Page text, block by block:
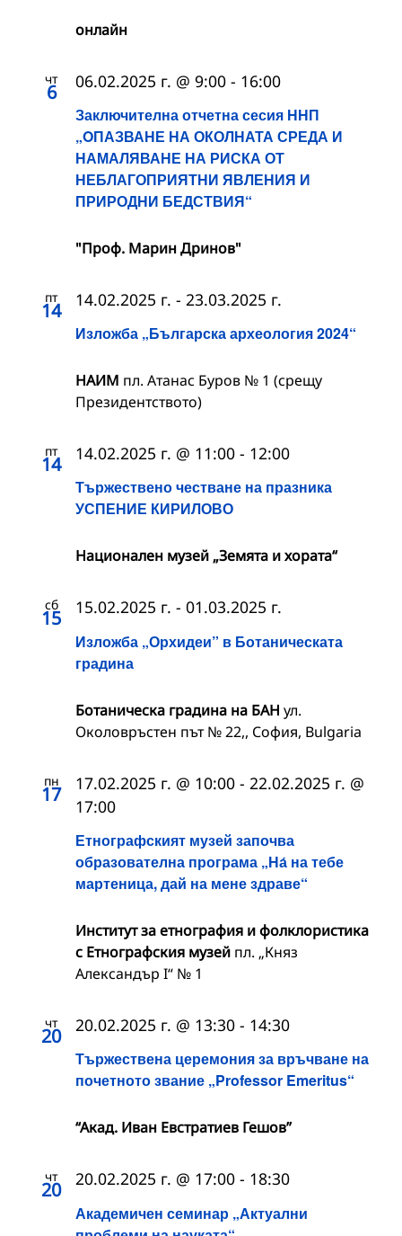
онлайн
чт
6
Заключителна отчетна сесия ННП
„OПАЗВАНЕ НА ОКОЛНАТА СРЕДА И
НАМАЛЯВАНЕ НА РИСКА ОТ
НЕБЛАГОПРИЯТНИ ЯВЛЕНИЯ И
ПРИРОДНИ БЕДСТВИЯ“
06.02.2025 г. @ 9:00 - 16:00
"Проф. Марин Дринов"
пт
14
Изложба „Българска археология 2024“
14.02.2025 г. - 23.03.2025 г.
НАИМ пл. Атанас Буров № 1 (срещу
Президентството)
пт
14
Тържествено честване на празника
УСПЕНИЕ КИРИЛОВО
14.02.2025 г. @ 11:00 - 12:00
Национален музей „Земята и хората“
сб
15
Изложба „Орхидеи” в Ботаническата
градина
15.02.2025 г. - 01.03.2025 г.
Ботаническа градина на БАН ул.
Околовръстен път № 22,, София, Bulgaria
пн
17
Етнографският музей започва
образователна програма „На́ на тебе
мартеница, дай на мене здраве“
17.02.2025 г. @ 10:00 - 22.02.2025 г. @
17:00
Институт за етнография и фолклористика
с Етнографския музей пл. „Княз
Александър I“ № 1
чт
20
Тържествена церемония за връчване на
почетното звание „Professor Emeritus“
20.02.2025 г. @ 13:30 - 14:30
“Акад. Иван Евстратиев Гешов”
чт
20
Академичен семинар „Актуални
20.02.2025 г. @ 17:00 - 18:30